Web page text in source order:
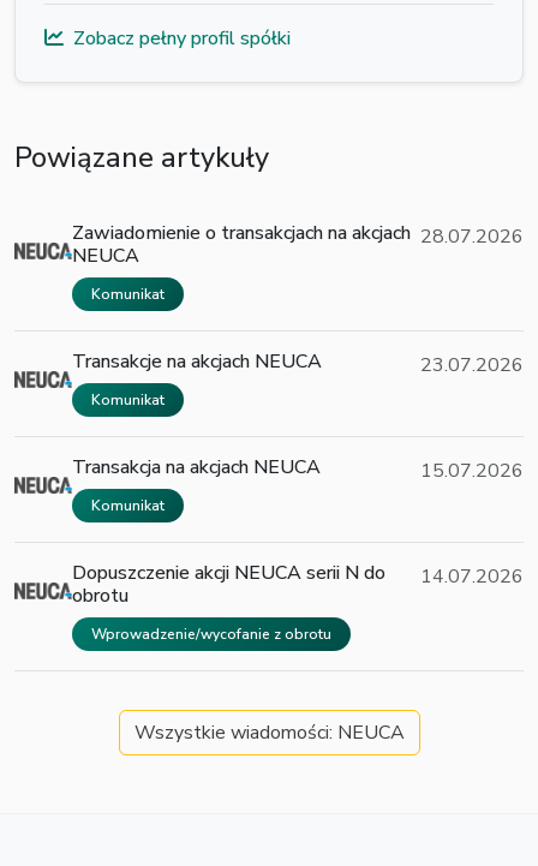
Zobacz pełny profil spółki
Powiązane artykuły
Zawiadomienie o transakcjach na akcjach
NEUCA
Komunikat
28.07.2026
Transakcje na akcjach NEUCA
Komunikat
23.07.2026
Transakcja na akcjach NEUCA
Komunikat
15.07.2026
Dopuszczenie akcji NEUCA serii N do
obrotu
Wprowadzenie/wycofanie z obrotu
14.07.2026
Wszystkie wiadomości: NEUCA